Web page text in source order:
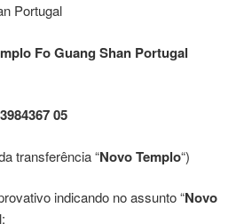
Portugal
Fo Guang Shan Portugal
05
transferência “Novo Templo“)
indicando no assunto “Novo